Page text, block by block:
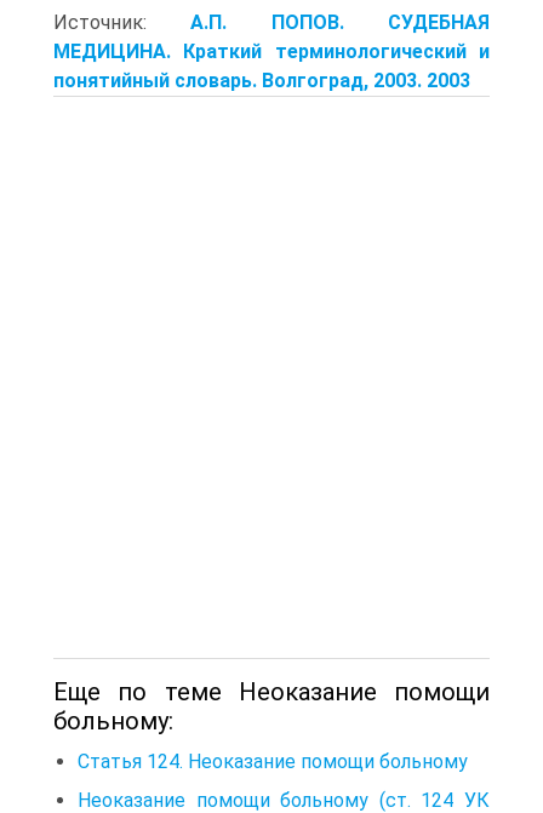
Источник:А.П. ПОПОВ. СУДЕБНАЯ
МЕДИЦИНА. Краткий терминологический и
понятийный словарь. Волгоград, 2003. 2003
Еще по теме Неоказание помощи
больному:
Статья 124. Неоказание помощи больному
Неоказание помощи больному (ст. 124 УК